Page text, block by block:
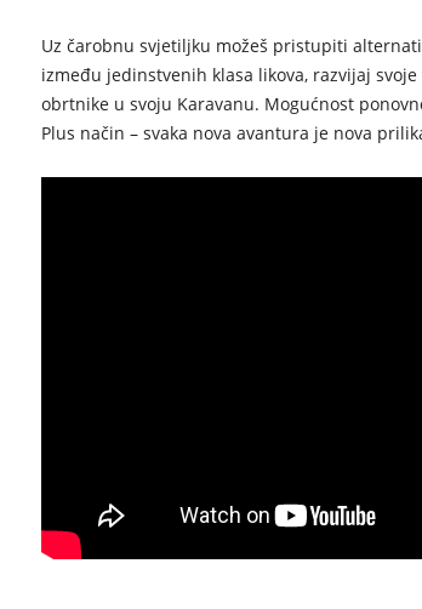
Uz čarobnu svjetiljku možeš pristupiti
između jedinstvenih klasa likova, razvijaj
obrtnike u svoju Karavanu. Mogućnost
Plus način – svaka nova avantura je nova